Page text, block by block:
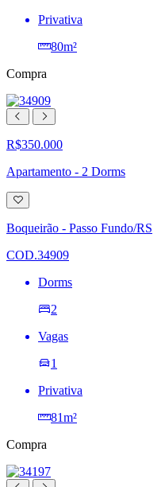
Privativa
80m²
Compra
R$350.000
Apartamento - 2 Dorms
Adicionar
à
lista
de
Boqueirão - Passo Fundo/RS
COD.34909
Dorms
2
Vagas
1
Privativa
81m²
Compra